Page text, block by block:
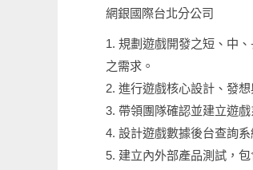
網銀國際台北分公司
1. 規劃遊戲開發之短、中
之需求。
2. 進行遊戲核心設計、發
3. 帶領團隊確認並建立遊戲
4. 設計遊戲數據後台查詢
5. 建立內外部產品測試，